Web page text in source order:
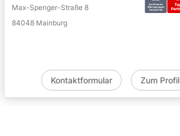
Max-Spenger-Straße 8
84048 Mainburg
Kontaktformular Zum Profil